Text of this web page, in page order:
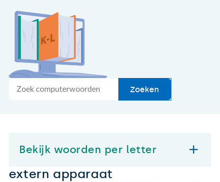
Zoek
Zoeken
Bekijk woorden per letter
extern apparaat